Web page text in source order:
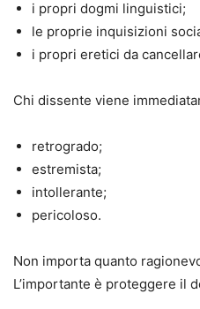
i propri dogmi linguistici;
le proprie inquisizioni
i propri eretici da
Chi dissente viene
retrogrado;
estremista;
intollerante;
pericoloso.
Non importa quanto
L’importante è proteggere il